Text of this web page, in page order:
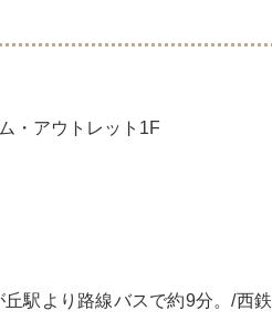
・アウトレット1F
駅より路線バスで約9分。/西鉄